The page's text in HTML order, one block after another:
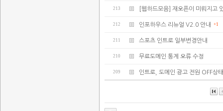
213 [웹하드모음] 재오픈이 미뤄지고
212 인포하우스 리뉴얼 V2.0 안내 +1
211 스포츠 인트로 일부변경안내
210 무료도메인 통계 오류 수정
209 인트로, 도메인 광고 전원 OFF상